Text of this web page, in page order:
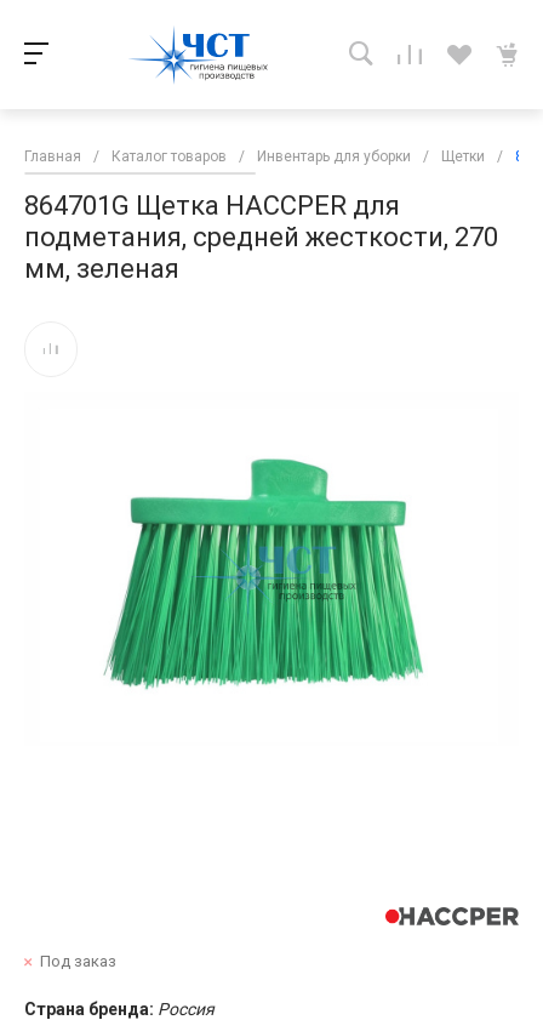
Главная / Каталог товаров / Инвентарь для уборки / Щетки /
864701G Щетка HACCPER для
подметания, средней жесткости, 270
мм, зеленая
Под заказ
Страна бренда: Россия